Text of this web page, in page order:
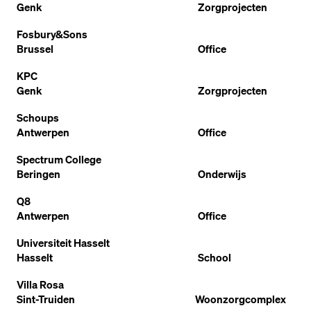
Genk
Zorgprojecten
Fosbury&Sons
Brussel
Office
KPC
Genk
Zorgprojecten
Schoups
Antwerpen
Office
Spectrum College
Beringen
Onderwijs
Q8
Antwerpen
Office
Universiteit Hasselt
Hasselt
School
Villa Rosa
Sint-Truiden
Woonzorgcomplex